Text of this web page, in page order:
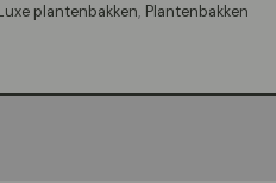
Luxe plantenbakken, Plantenbakken